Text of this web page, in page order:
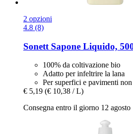
2 opzioni
4.8 (8)
Sonett Sapone Liquido,
100% da coltivazione bio
Adatto per infeltrire la lana
Per superfici e pavimenti
€ 5,19 (€ 10,38 / L)
Consegna entro il giorno 12 agosto